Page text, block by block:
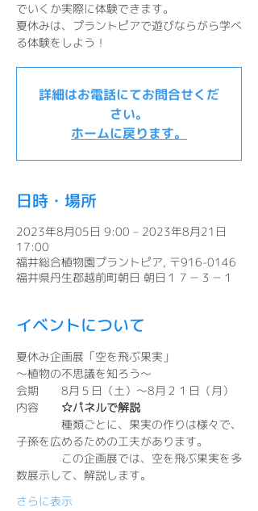
でいくか実際に体験できます。
夏休みは、プラントピアで遊びならがら学べ
る体験をしよう！
詳細はお電話にてお問合せくだ
さい。
ホームに戻ります。
日時・場所
2023年8月05日 9:00 – 2023年8月21日
17:00
福井総合植物園プラントピア, 〒916-0146
福井県丹生郡越前町朝日 朝日１７－３－１
イベントについて
夏休み企画展「空を飛ぶ果実」
～植物の不思議を知ろう～
会期　　8月５日（土）～8月２１日（月）
内容 ☆パネルで解説
種類ごとに、果実の作りは様々で、
子孫を広めるための工夫があります。
この企画展では、空を飛ぶ果実を多
数展示して、解説します。
さらに表示